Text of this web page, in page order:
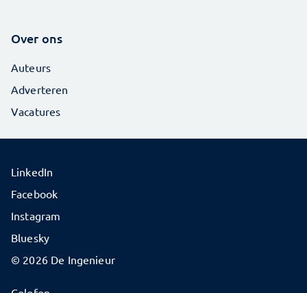
Over ons
Auteurs
Adverteren
Vacatures
© 2026 De Ingenieur
LinkedIn
Facebook
Instagram
Bluesky